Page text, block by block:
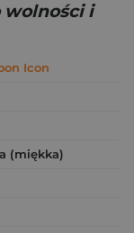
wolności i
Icon
(miękka)